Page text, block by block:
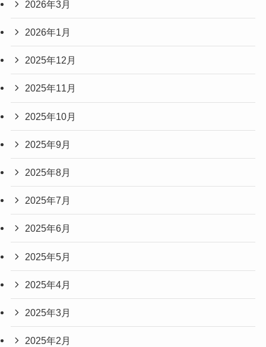
2026年3月
2026年1月
2025年12月
2025年11月
2025年10月
2025年9月
2025年8月
2025年7月
2025年6月
2025年5月
2025年4月
2025年3月
2025年2月